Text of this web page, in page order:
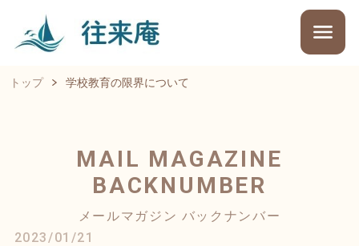
トップ 学校教育の限界について
MAIL MAGAZINE
BACKNUMBER
メールマガジン バックナンバー
2023/01/21